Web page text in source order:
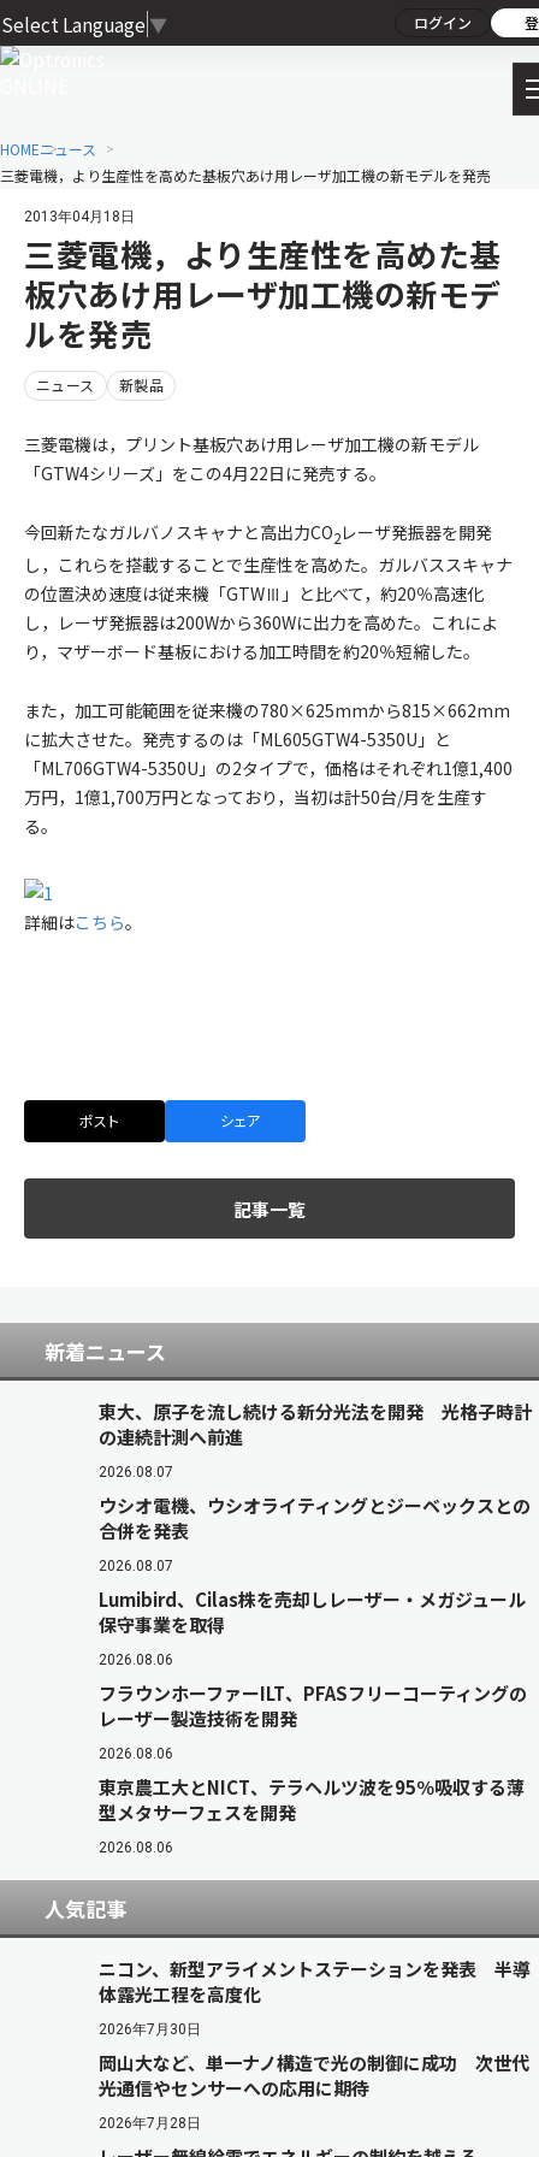
Select Language ▼ ログイン
HOMEニュース
三菱電機，より生産性を高めた基板穴あけ用レーザ加工機の新モデルを発売
2013年04月18日
三菱電機，より生産性を高めた基
板穴あけ用レーザ加工機の新モデ
ルを発売
ニュース 新製品
三菱電機は，プリント基板穴あけ用レーザ加工機の新モデル
「GTW4シリーズ」をこの4月22日に発売する。
今回新たなガルバノスキャナと高出力CO2レーザ発振器を開発
し，これらを搭載することで生産性を高めた。ガルバススキャナ
の位置決め速度は従来機「GTWⅢ」と比べて，約20％高速化
し，レーザ発振器は200Wから360Wに出力を高めた。これによ
り，マザーボード基板における加工時間を約20％短縮した。
また，加工可能範囲を従来機の780×625mmから815×662mm
に拡大させた。発売するのは「ML605GTW4-5350U」と
「ML706GTW4-5350U」の2タイプで，価格はそれぞれ1億1,400
万円，1億1,700万円となっており，当初は計50台/月を生産す
る。
詳細はこちら。
ポスト シェア
記事一覧
新着ニュース
東大、原子を流し続ける新分光法を開発 光格子時計
の連続計測へ前進
2026.08.07
ウシオ電機、ウシオライティングとジーベックスとの
合併を発表
2026.08.07
Lumibird、Cilas株を売却しレーザー・メガジュール
保守事業を取得
2026.08.06
フラウンホーファーILT、PFASフリーコーティングの
レーザー製造技術を開発
2026.08.06
東京農工大とNICT、テラヘルツ波を95％吸収する薄
型メタサーフェスを開発
2026.08.06
人気記事
ニコン、新型アライメントステーションを発表 半導
体露光工程を高度化
2026年7月30日
岡山大など、単一ナノ構造で光の制御に成功 次世代
光通信やセンサーへの応用に期待
2026年7月28日